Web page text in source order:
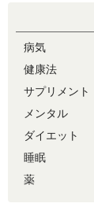
病気
健康法
サプリメント
メンタル
ダイエット
睡眠
薬